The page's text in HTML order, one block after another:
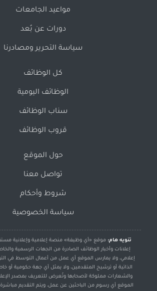
مواعيد الجامعات
دورات عن بُعد
سياسة التحرير ومصادرنا
كل الوظائف
الوظائف اليومية
سناب الوظائف
قروب الوظائف
حول الموقع
تواصل معنا
شروط وأحكام
سياسة الخصوصية
تنويه هام: موقع «أي وظيفة» منصة إعلامية وإعلانية
إعلانات وأخبار الوظائف الصادرة من الجهات الرسمية
إعلامي، ولا يمارس الموقع أي عمل من أعمال التوسط في
الذاتية أو ترشيح المتقدمين، ولا يمثل أي جهة حكومية أو
والشعارات مملوكة لأصحابها وتُعرض للتعريف بمصدر
الموقع أي رسوم من الباحثين عن عمل، ويتم التقديم